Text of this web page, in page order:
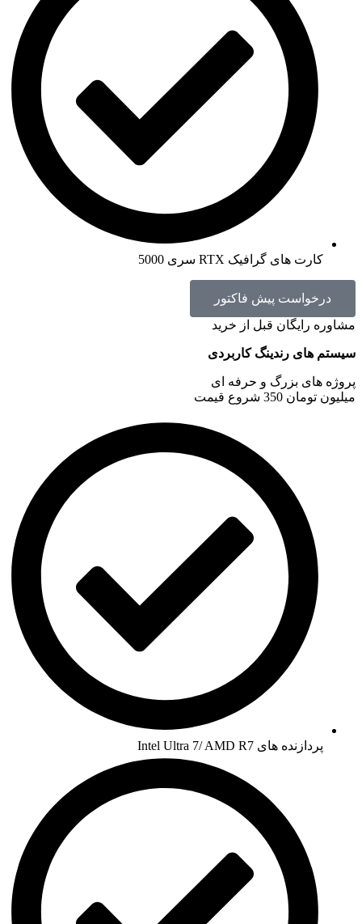
کارت های گرافیک RTX سری 5000
درخواست پیش فاکتور
مشاوره رایگان قبل از خرید
سیستم های رندینگ کاربردی
پروژه های بزرگ و حرفه ای
میلیون تومان 350 شروع قیمت
پردازنده های Intel Ultra 7/ AMD R7